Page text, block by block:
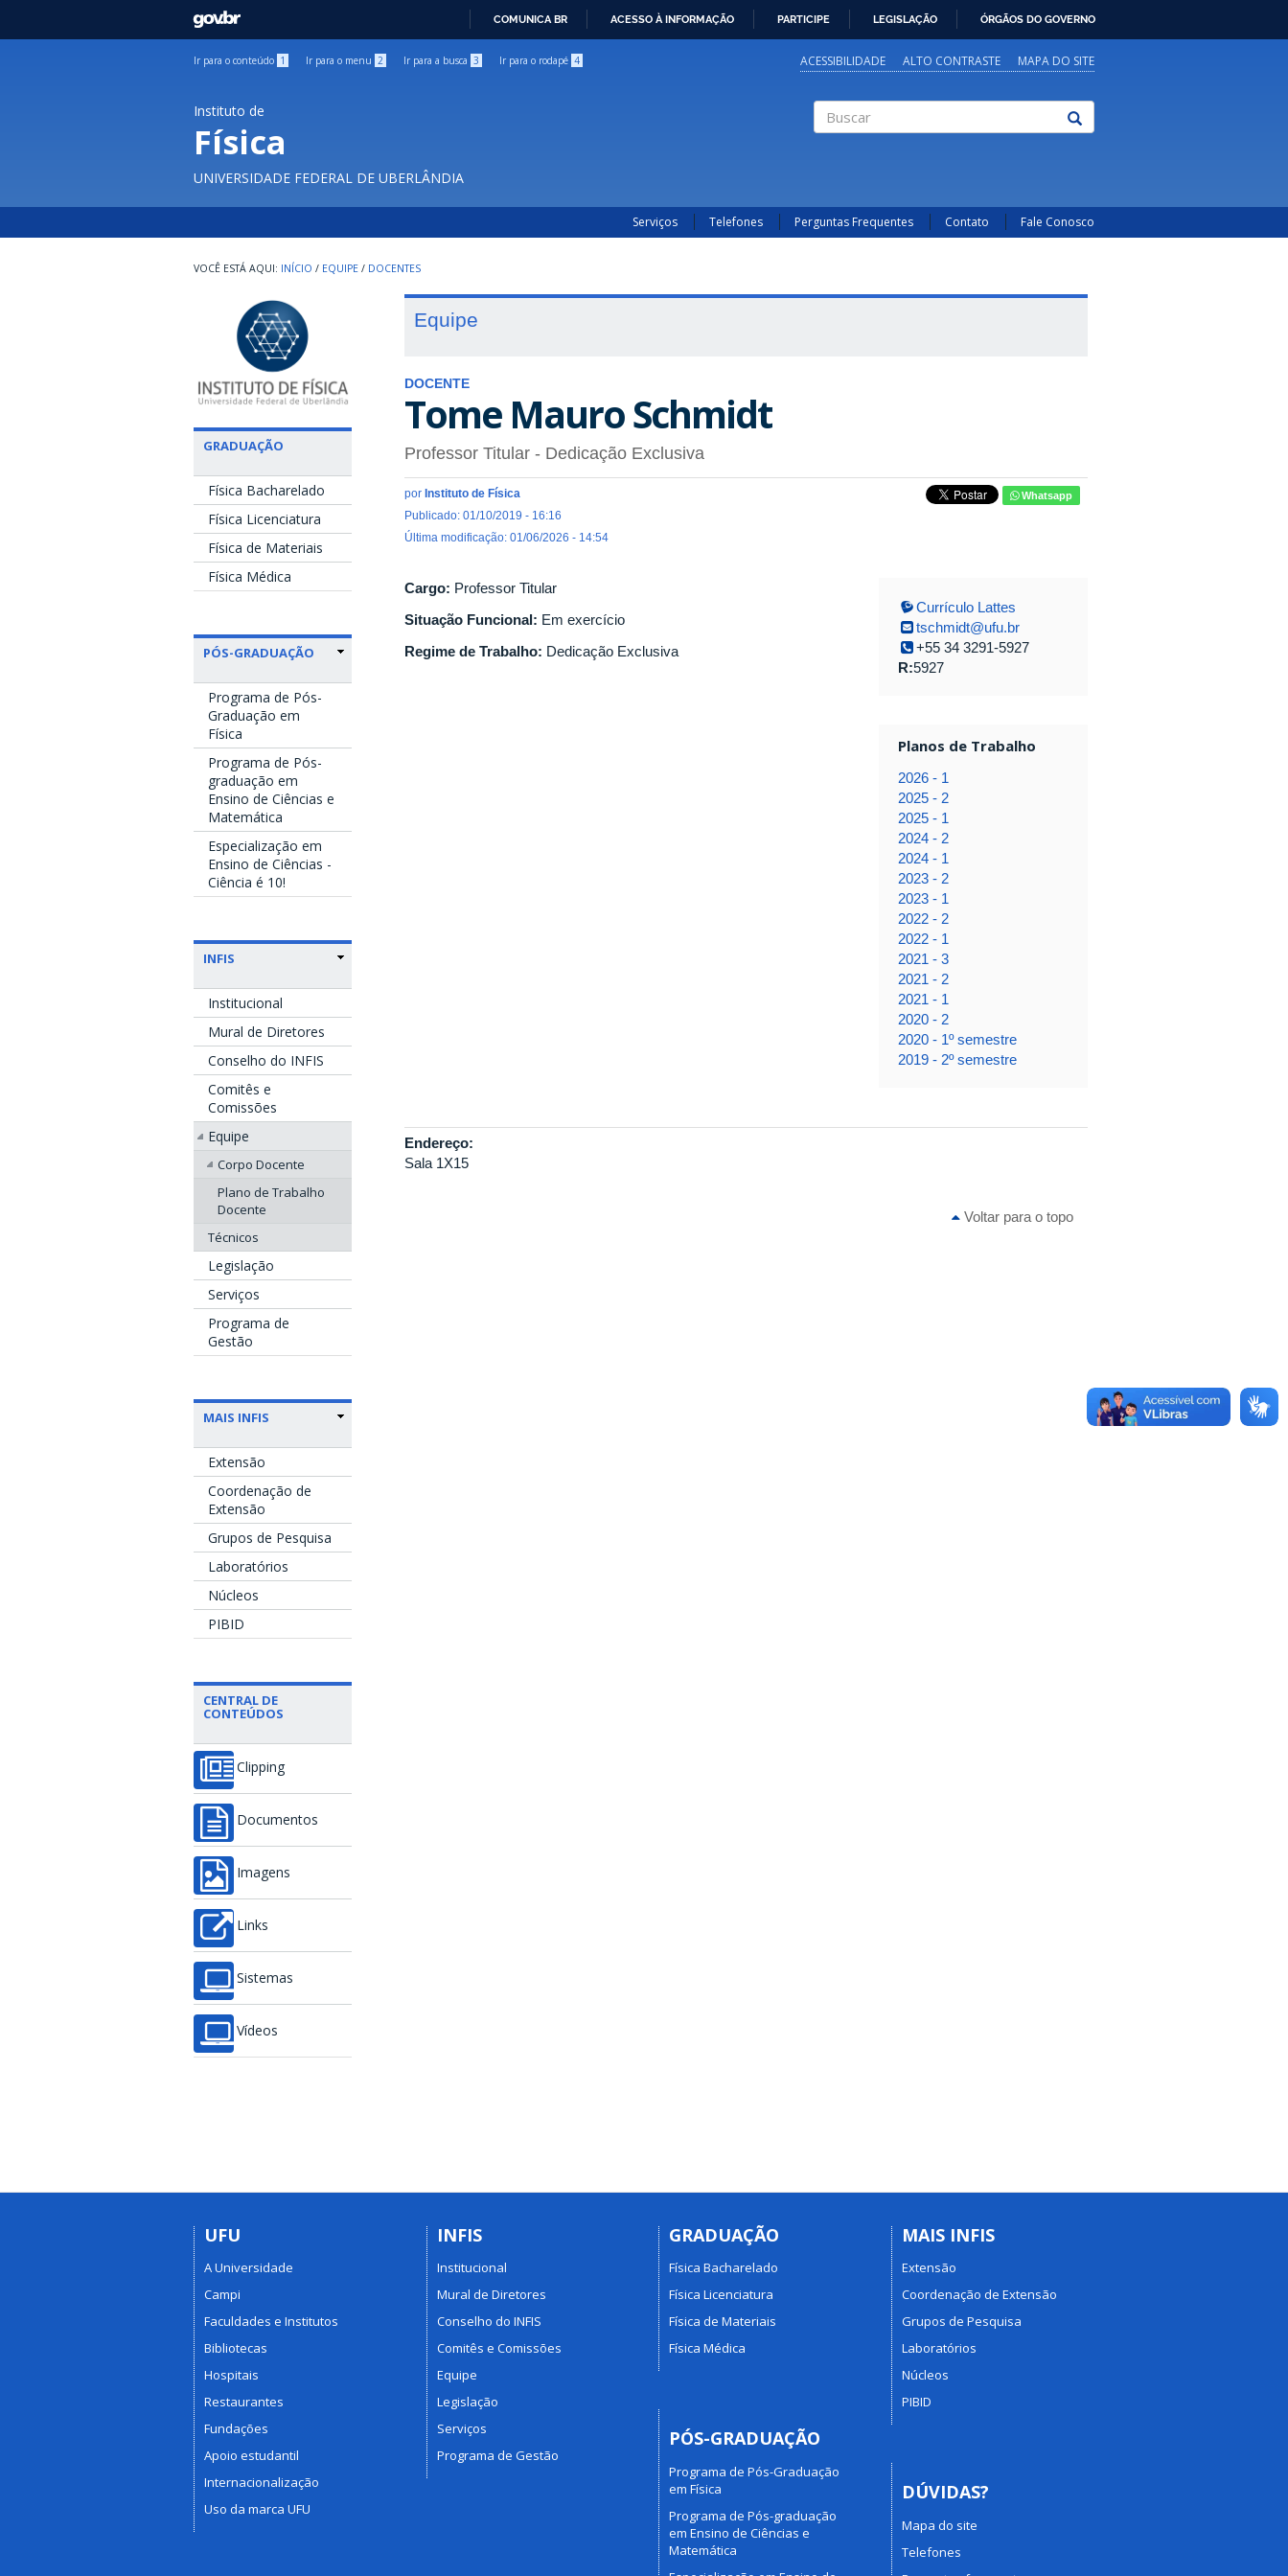
GOVBR
COMUNICA BR ACESSO À INFORMAÇÃO PARTICIPE LEGISLAÇÃO ÓRGÃOS DO GOVERNO
Ir para o conteúdo 1 Ir para o menu 2 Ir para a busca 3 Ir para o rodapé 4 ACESSIBILIDADE ALTO CONTRASTE MAPA DO SITE
Instituto de
Física
UNIVERSIDADE FEDERAL DE UBERLÂNDIA
Serviços Telefones Perguntas Frequentes Contato Fale Conosco
INÍCIO / EQUIPE / DOCENTES
GRADUAÇÃO
Física Bacharelado
Física Licenciatura
Física de Materiais
Física Médica
PÓS-GRADUAÇÃO
Programa de Pós-
Graduação em
Física
Programa de Pós-
graduação em
Ensino de Ciências e
Matemática
Especialização em
Ensino de Ciências -
Ciência é 10!
INFIS
Institucional
Mural de Diretores
Conselho do INFIS
Comitês e
Comissões
Equipe
Corpo Docente
Plano de Trabalho
Docente
Técnicos
Legislação
Serviços
Programa de
Gestão
MAIS INFIS
Extensão
Coordenação de
Extensão
Grupos de Pesquisa
Laboratórios
Núcleos
PIBID
CENTRAL DE
CONTEÚDOS
Clipping
Documentos
Imagens
Links
Sistemas
Vídeos
Equipe
DOCENTE
Tome Mauro Schmidt
Professor Titular - Dedicação Exclusiva
por Instituto de Física
Publicado: 01/10/2019 - 16:16
Última modificação: 01/06/2026 - 14:54
Whatsapp
Cargo: Professor Titular
Situação Funcional: Em exercício
Regime de Trabalho: Dedicação Exclusiva
Currículo Lattes
tschmidt@ufu.br
+55 34 3291-5927
R:5927
Planos de Trabalho
2026 - 1
2025 - 2
2025 - 1
2024 - 2
2024 - 1
2023 - 2
2023 - 1
2022 - 2
2022 - 1
2021 - 3
2021 - 2
2021 - 1
2020 - 2
2020 - 1º semestre
2019 - 2º semestre
Endereço:
Sala 1X15
Voltar para o topo
UFU
A Universidade
Campi
Faculdades e Institutos
Bibliotecas
Hospitais
Restaurantes
Fundações
Apoio estudantil
Internacionalização
Uso da marca UFU
INFIS
Institucional
Mural de Diretores
Conselho do INFIS
Comitês e Comissões
Equipe
Legislação
Serviços
Programa de Gestão
GRADUAÇÃO
Física Bacharelado
Física Licenciatura
Física de Materiais
Física Médica
PÓS-GRADUAÇÃO
Programa de Pós-Graduação
em Física
Programa de Pós-graduação
em Ensino de Ciências e
Matemática
MAIS INFIS
Extensão
Coordenação de Extensão
Grupos de Pesquisa
Laboratórios
Núcleos
PIBID
DÚVIDAS?
Mapa do site
Telefones